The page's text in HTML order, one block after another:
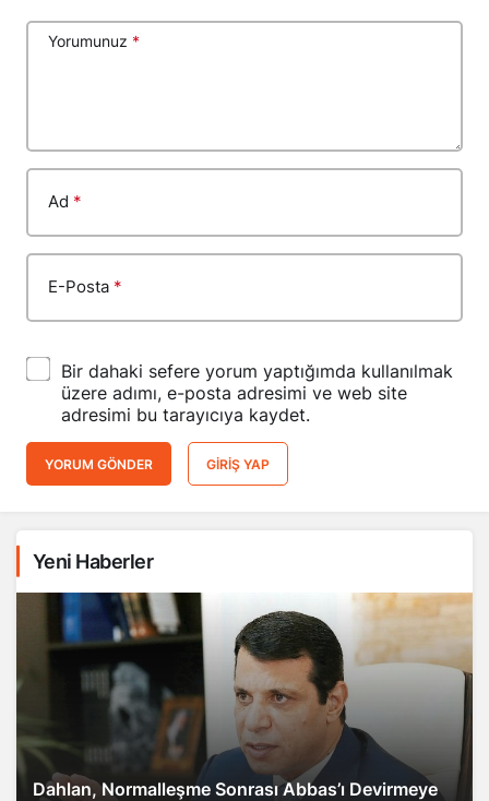
Yorumunuz *
Ad *
E-Posta *
Bir dahaki sefere yorum yaptığımda kullanılmak
üzere adımı, e-posta adresimi ve web site
adresimi bu tarayıcıya kaydet.
YORUM GÖNDER GIRIŞ YAP
Yeni Haberler
Dahlan, Normalleşme Sonrası Abbas’ı Devirmeye